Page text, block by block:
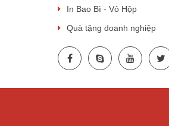
In Bao Bì - Vỏ Hộp
Quà tặng doanh nghiệp